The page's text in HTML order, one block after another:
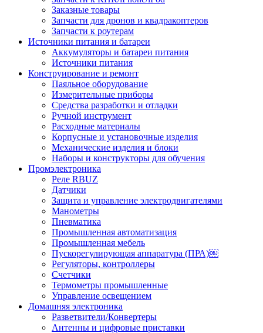
Заказные товары
Запчасти для дронов и квадракоптеров
Запчасти к роутерам
Источники питания и батареи
Аккумуляторы и батареи питания
Источники питания
Конструирование и ремонт
Паяльное оборудование
Измерительные приборы
Средства разработки и отладки
Ручной инструмент
Расходные материалы
Корпусные и установочные изделия
Механические изделия и блоки
Наборы и конструкторы для обучения
Промэлектроника
Реле RBUZ
Датчики
Защита и управление электродвигателями
Манометры
Пневматика
Промышленная автоматизация
Промышленная мебель
Пускорегулирующая аппаратура (ПРА)￼
Регуляторы, контроллеры
Счетчики
Термометры промышленные
Управление освещением
Домашняя электроника
Разветвители/Конвертеры
Антенны и цифровые приставки